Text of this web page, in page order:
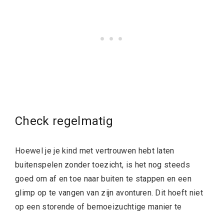
Check regelmatig
Hoewel je je kind met vertrouwen hebt laten
buitenspelen zonder toezicht, is het nog steeds
goed om af en toe naar buiten te stappen en een
glimp op te vangen van zijn avonturen. Dit hoeft niet
op een storende of bemoeizuchtige manier te